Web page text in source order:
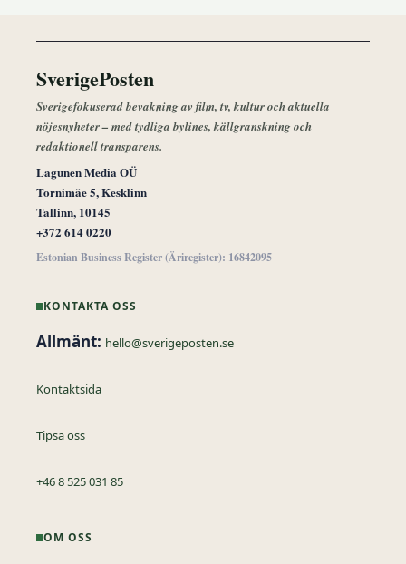
SverigePosten
Sverigefokuserad bevakning av film, tv, kultur och aktuella
nöjesnyheter – med tydliga bylines, källgranskning och
redaktionell transparens.
Lagunen Media OÜ
Tornimäe 5, Kesklinn
Tallinn, 10145
+372 614 0220
Estonian Business Register (Äriregister): 16842095
KONTAKTA OSS
Allmänt: hello@sverigeposten.se
Kontaktsida
Tipsa oss
+46 8 525 031 85
OM OSS